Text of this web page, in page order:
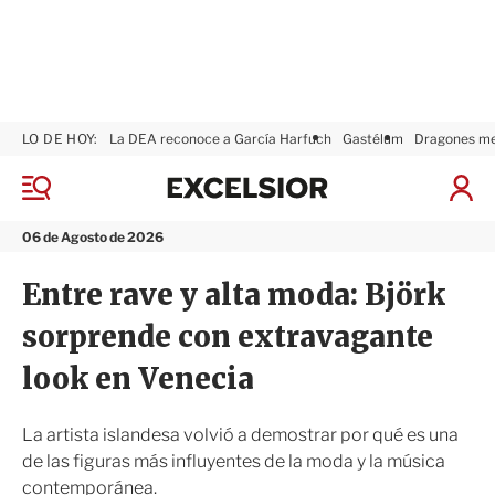
M
n
06 de Agosto de 2026
LO DE HOY: La DEA reconoce a García Harfuch Gastélum Dragones
I
x
s
i
r
Entre rave y alta moda: Björk
sorprende con extravagante
look en Venecia
La artista islandesa volvió a demostrar por qué es una
de las figuras más influyentes de la moda y la música
contemporánea.